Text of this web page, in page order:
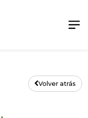
Volver atrás